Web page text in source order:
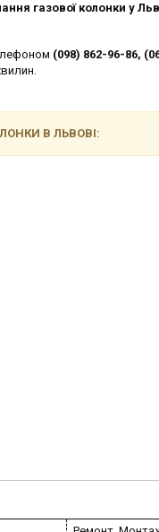
газової колонки у
(098) 862-96-86,
В ЛЬВОВІ: